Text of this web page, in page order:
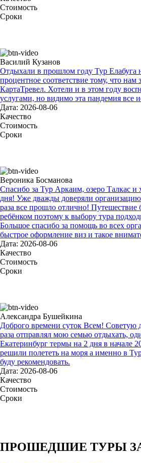
Стоимость
Сроки
Василий Кузанов
Отдыхали в прошлом году Тур Елабуга
процентное соответствие тому, что нам
КартаТревел. Хотели и в этом году
услугами, но видимо эта пандемия все
Дата: 2026-08-06
Качество
Стоимость
Сроки
Вероника Босманова
Спасибо за Тур Аркаим, озеро Талкас и
дня! Уже дважды доверяли
раза все прошло отлично! Путешествие
ребёнком поэтому к выбору тура
Большое спасибо за помощь во всех
быстрое оформление виз и такое
Дата: 2026-08-06
Качество
Стоимость
Сроки
Александра Бушейкина
Доброго времени суток Всем! Советую
раза отправлял мою семью отдыхать,
Екатеринбург термы на 2 дня в начале
решили полететь на моря а именно в
буду рекомендовать.
Дата: 2026-08-06
Качество
Стоимость
Сроки
ПРОШЕДШИЕ ТУРЫ